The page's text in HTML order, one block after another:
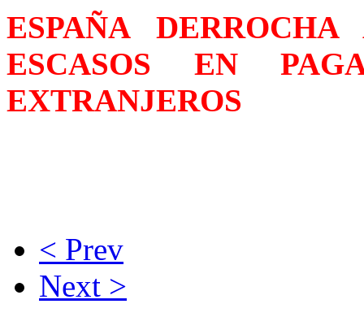
ESPAÑA DERROCHA
ESCASOS EN
EXTRANJEROS
< Prev
Next >